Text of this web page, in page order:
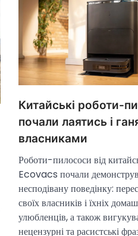
Китайські роботи-
почали лаятись і
власниками
Роботи-пилососи від
Ecovacs почали
несподівану поведінку:
своїх власників і їхніх
улюбленців, а також
нецензурні та расистські